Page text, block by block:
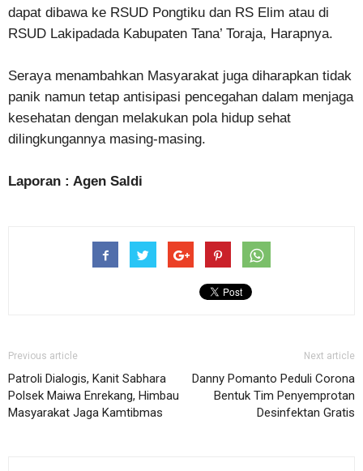
dapat dibawa ke RSUD Pongtiku dan RS Elim atau di
RSUD Lakipadada Kabupaten Tana’ Toraja, Harapnya.
Seraya menambahkan Masyarakat juga diharapkan tidak
panik namun tetap antisipasi pencegahan dalam menjaga
kesehatan dengan melakukan pola hidup sehat
dilingkungannya masing-masing.
Laporan : Agen Saldi
Previous article
Patroli Dialogis, Kanit Sabhara
Polsek Maiwa Enrekang, Himbau
Masyarakat Jaga Kamtibmas
Next article
Danny Pomanto Peduli Corona
Bentuk Tim Penyemprotan
Desinfektan Gratis